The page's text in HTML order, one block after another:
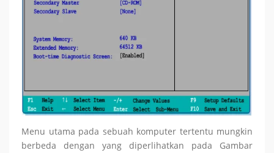
Menu utama pada sebuah komputer tertentu mungkin
berbeda dengan yang diperlihatkan pada Gambar